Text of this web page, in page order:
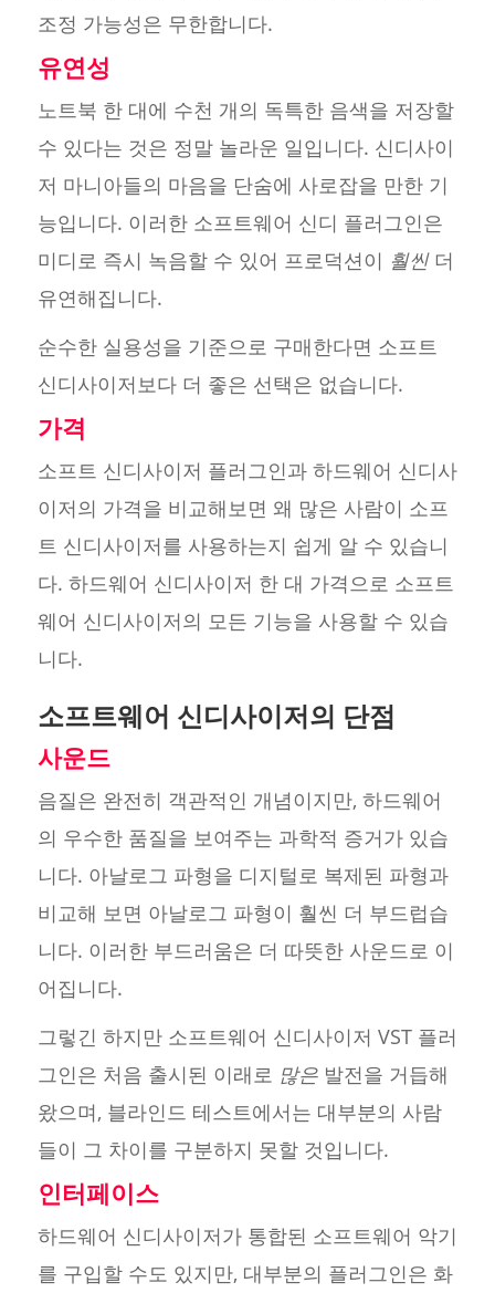
조정 가능성은 무한합니다.
유연성
노트북 한 대에 수천 개의 독특한 음색을 저장할
수 있다는 것은 정말 놀라운 일입니다. 신디사이
저 마니아들의 마음을 단숨에 사로잡을 만한 기
능입니다. 이러한 소프트웨어 신디 플러그인은
미디로 즉시 녹음할 수 있어 프로덕션이 훨씬더
유연해집니다.
순수한 실용성을 기준으로 구매한다면 소프트
신디사이저보다 더 좋은 선택은 없습니다.
가격
소프트 신디사이저 플러그인과 하드웨어 신디사
이저의 가격을 비교해보면 왜 많은 사람이 소프
트 신디사이저를 사용하는지 쉽게 알 수 있습니
다. 하드웨어 신디사이저 한 대 가격으로 소프트
웨어 신디사이저의 모든 기능을 사용할 수 있습
니다.
소프트웨어 신디사이저의 단점
사운드
음질은 완전히 객관적인 개념이지만, 하드웨어
의 우수한 품질을 보여주는 과학적 증거가 있습
니다. 아날로그 파형을 디지털로 복제된 파형과
비교해 보면 아날로그 파형이 훨씬 더 부드럽습
니다. 이러한 부드러움은 더 따뜻한 사운드로 이
어집니다.
그렇긴 하지만 소프트웨어 신디사이저 VST 플러
그인은 처음 출시된 이래로 많은발전을 거듭해
왔으며, 블라인드 테스트에서는 대부분의 사람
들이 그 차이를 구분하지 못할 것입니다.
인터페이스
하드웨어 신디사이저가 통합된 소프트웨어 악기
를 구입할 수도 있지만, 대부분의 플러그인은 화